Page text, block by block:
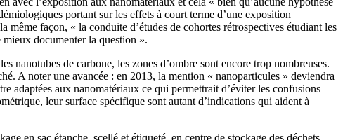
portant sur les effets à court terme d’une exposition
même façon, « la conduite d’études de cohortes rétrospectives étudiant les
mieux documenter la question ».
nanotubes de carbone, les zones d’ombre sont encore trop nombreuses.
A noter une avancée : en 2013, la mention « nanoparticules » deviendra
adaptées aux nanomatériaux ce qui permettrait d’éviter les confusions
leur surface spécifique sont autant d’indications qui aident à
en sac étanche, scellé et étiqueté, en centre de stockage des déchets